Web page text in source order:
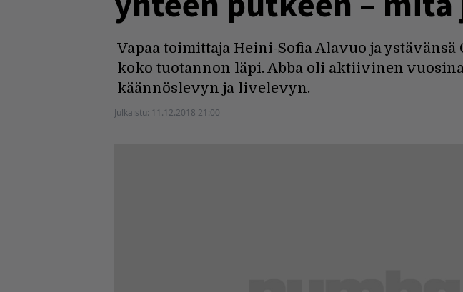
Vapaa toimittaja Heini-Sofia Alavuo ja
koko tuotannon läpi. Abba oli aktiivinen
käännöslevyn ja livelevyn.
Julkaistu: 11.12.2018 21:00